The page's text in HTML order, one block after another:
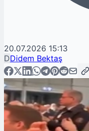
20.07.2026 15:13
DDidem Bektaş
Şu An Okunan